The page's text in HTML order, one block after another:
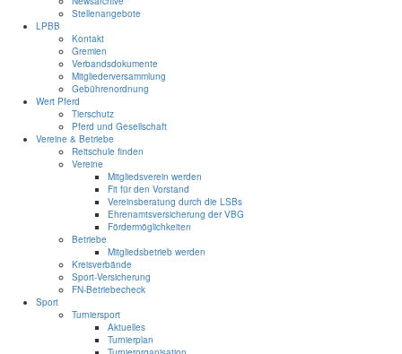
Stellenangebote
LPBB
Kontakt
Gremien
Verbandsdokumente
Mitgliederversammlung
Gebührenordnung
Wert Pferd
Tierschutz
Pferd und Gesellschaft
Vereine & Betriebe
Reitschule finden
Vereine
Mitgliedsverein werden
Fit für den Vorstand
Vereinsberatung durch die LSBs
Ehrenamtsversicherung der VBG
Fördermöglichkeiten
Betriebe
Mitgliedsbetrieb werden
Kreisverbände
Sport-Versicherung
FN-Betriebecheck
Sport
Turniersport
Aktuelles
Turnierplan